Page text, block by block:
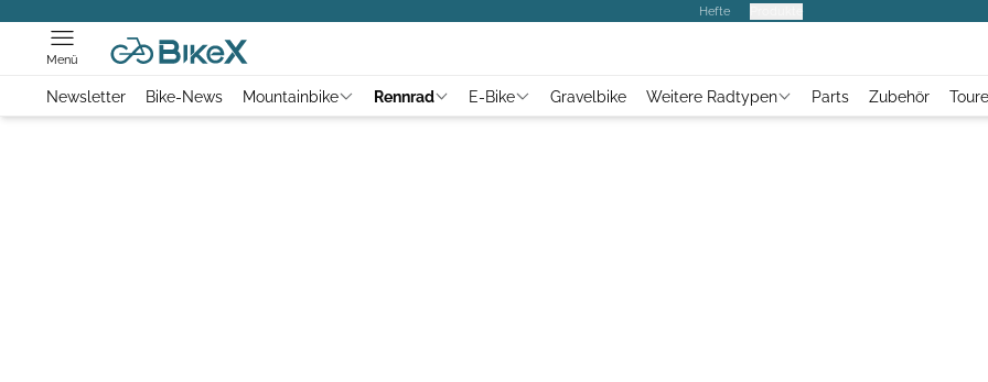
Hefte
Menü
Newsletter Bike-News Mountainbike Rennrad E-Bike Gravelbike Weitere Radtypen Parts Zubehör